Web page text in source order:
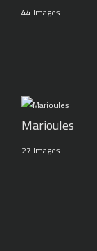
44 Images
Marioules
27 Images